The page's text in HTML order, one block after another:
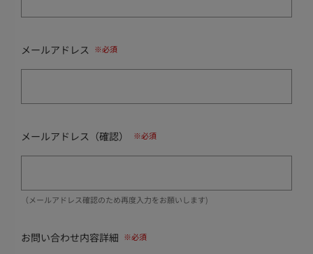
メールアドレス
メールアドレス（確認）
（メールアドレス確認のため再度入力をお願いします)
お問い合わせ内容詳細